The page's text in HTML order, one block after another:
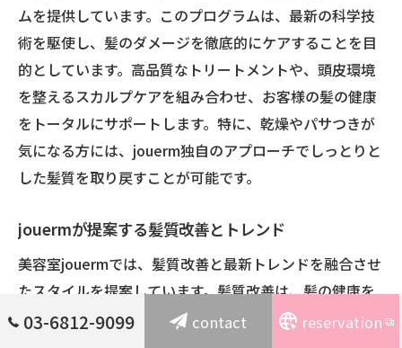
ムを提供しています。このプログラムは、最新の科学技
術を駆使し、髪のダメージを徹底的にケアすることを目
的としています。高品質なトリートメントや、頭皮環境
を整えるスカルプケアを組み合わせ、お客様の髪の健康
をトータルにサポートします。特に、乾燥やパサつきが
気になる方には、jouerm独自のアプローチでしっとりと
した髪質を取り戻すことが可能です。
jouermが提案する髪質改善とトレンド
美容室jouermでは、髪質改善と最新トレンドを融合させ
たスタイルを提案しています。髪質改善は、髪の健康を
取り戻し、さらに美しく見せるための重要なステップで
03-6812-9099 contact reservation